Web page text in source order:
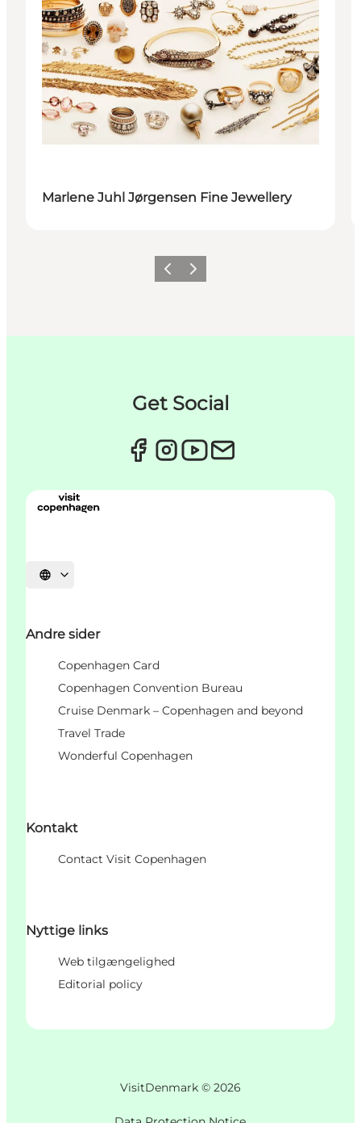
Marlene Juhl Jørgensen Fine Jewellery
ForrigeNæste
Get Social
Vælg sprog
Andre sider
Copenhagen Card
Copenhagen Convention Bureau
Cruise Denmark – Copenhagen and beyond
Travel Trade
Wonderful Copenhagen
Kontakt
Contact Visit Copenhagen
Nyttige links
Web tilgængelighed
Editorial policy
VisitDenmark © 2026